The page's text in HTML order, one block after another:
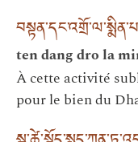
ten dang dro la
À cette activité
pour le bien du